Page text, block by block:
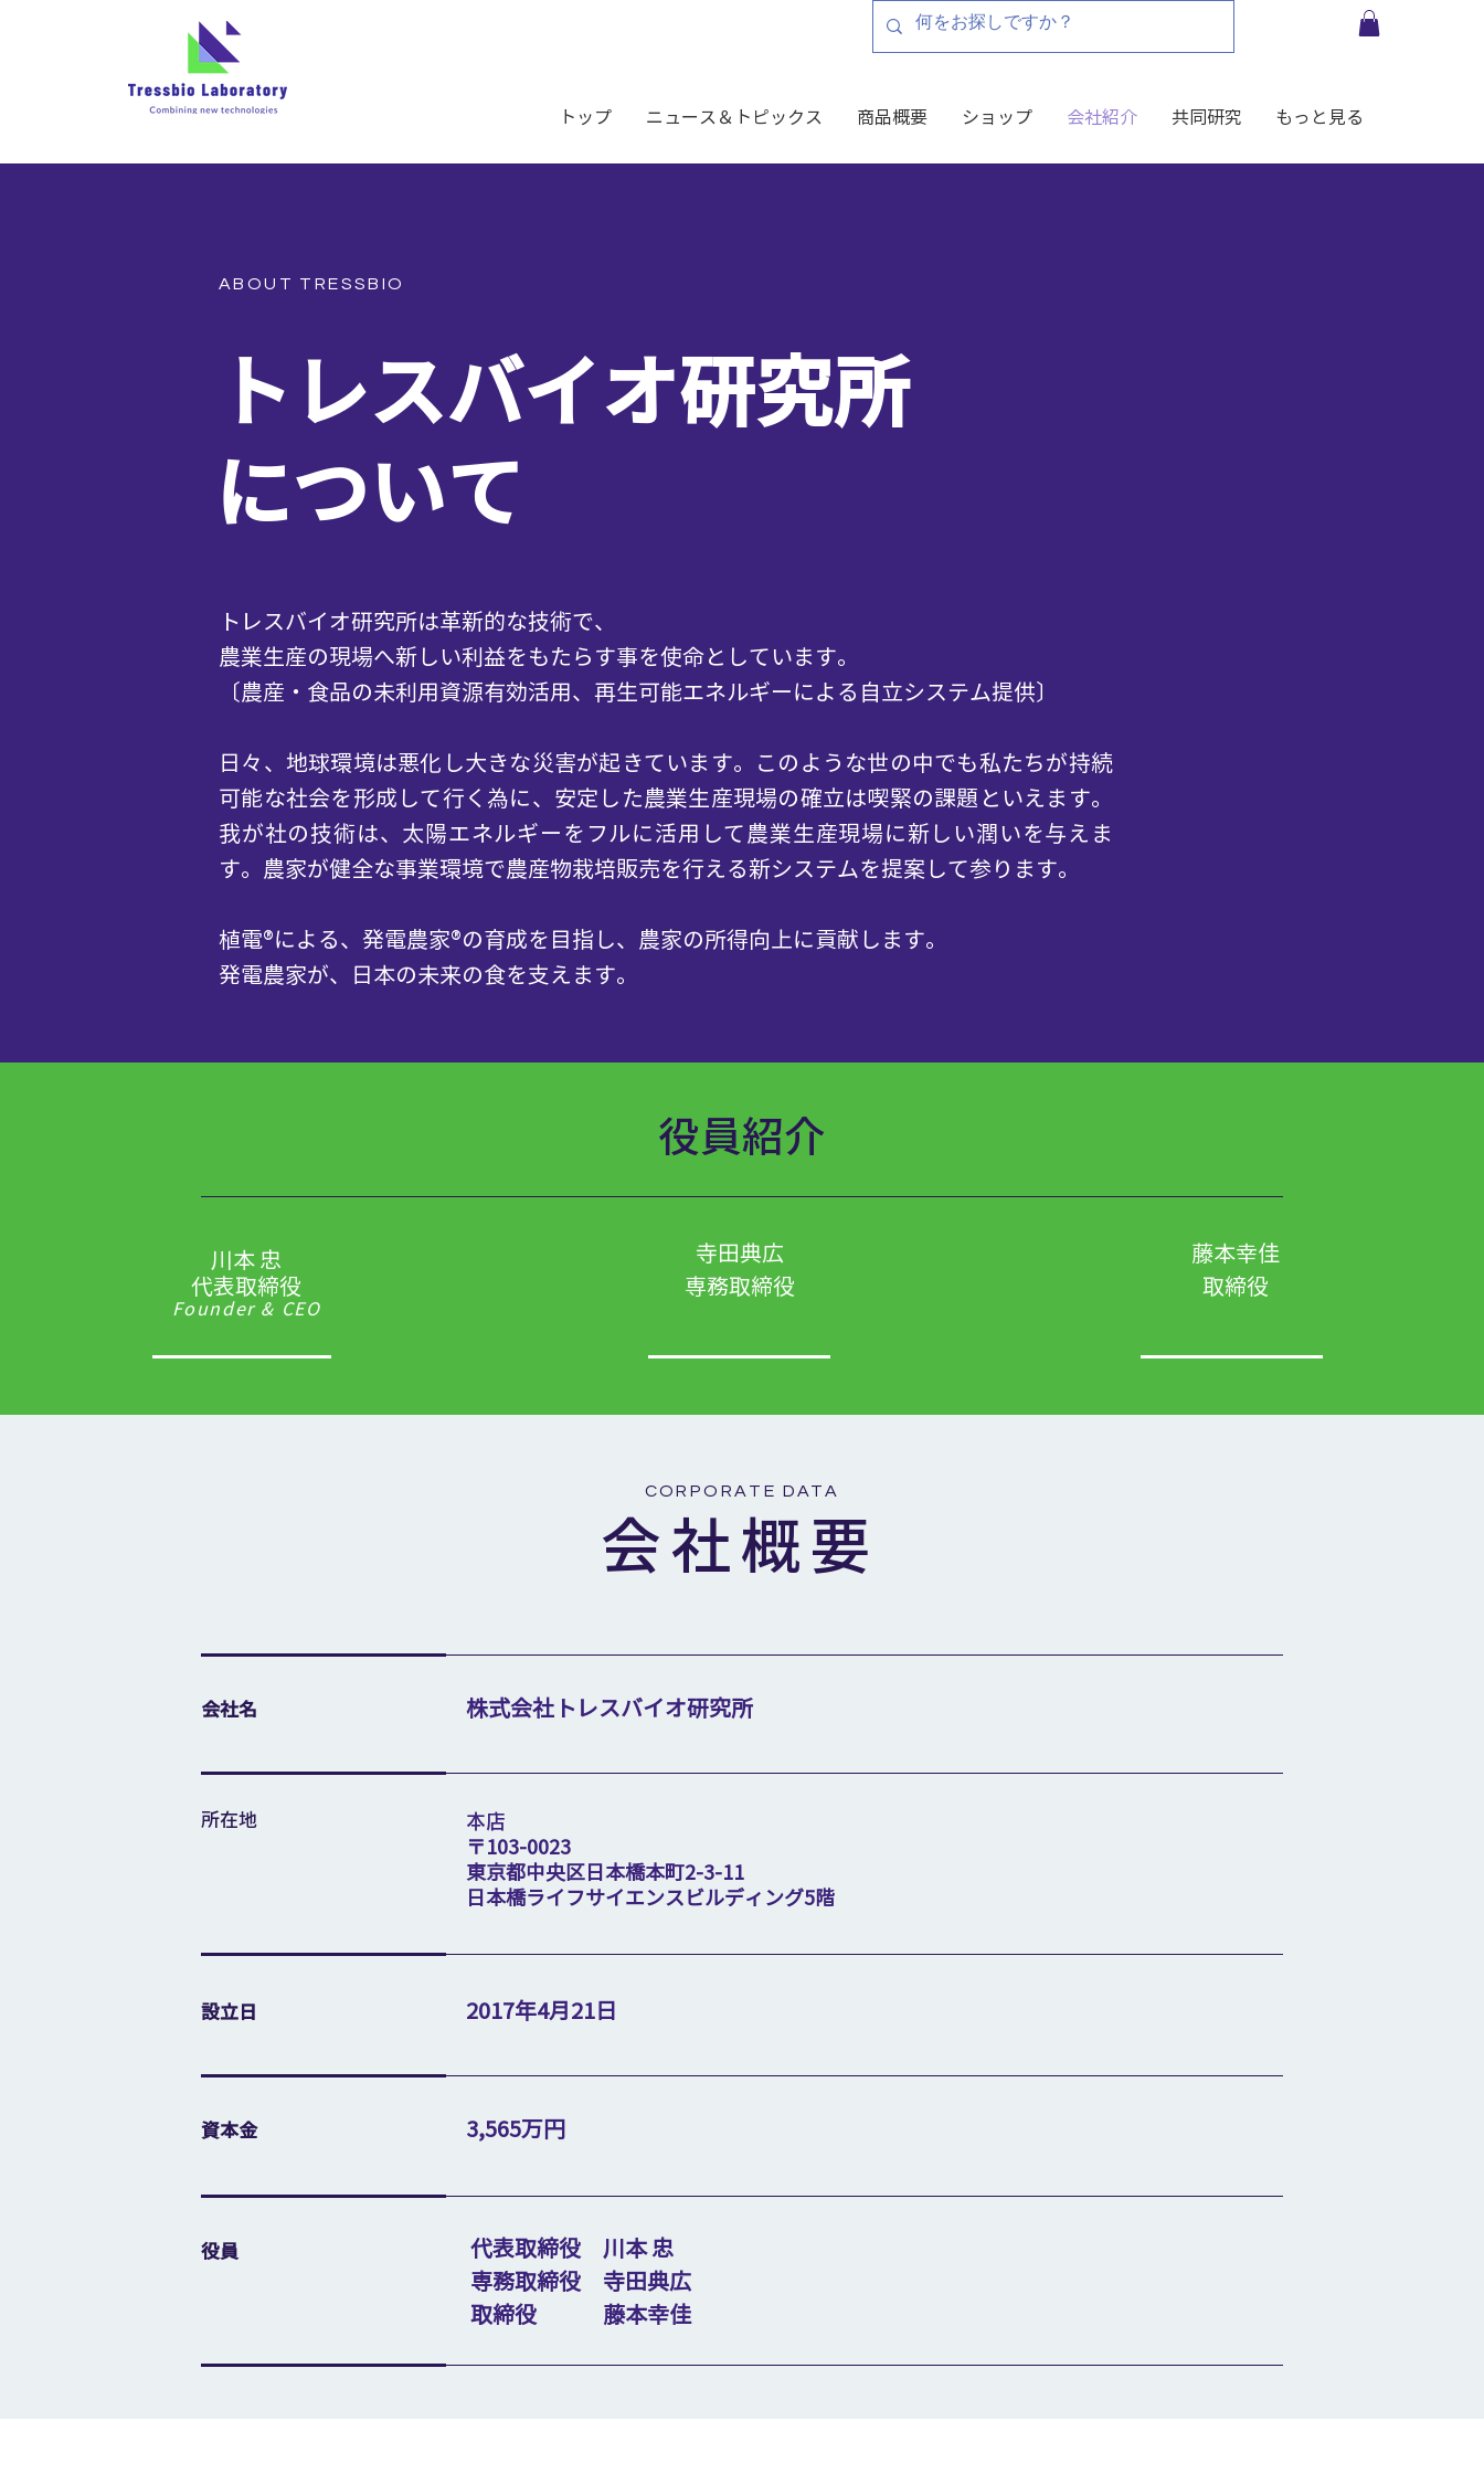
トップ ニュース＆トピックス 商品概要 ショップ 会社紹介 共同研究 もっと見る
ABOUT TRESSBIO
トレスバイオ研究所
​について
トレスバイオ研究所は革新的な技術で、
農業生産の現場へ新しい利益をもたらす事を使命としています。
〔農産・食品の未利用資源有効活用、再生可能エネルギーによる自立システム提供〕
日々、地球環境は悪化し大きな災害が起きています。このような世の中でも私たちが持続
可能な社会を形成して行く為に、安定した農業生産現場の確立は喫緊の課題といえます。
我が社の技術は、太陽エネルギーをフルに活用して農業生産現場に新しい潤いを与えま
す。農家が健全な事業環境で農産物栽培販売を行える新システムを提案して参ります。
植電®による、発電農家®の育成を目指し、農家の所得向上に貢献します。
発電農家が、日本の未来の食を支えます。
川本 忠
代表取締役
Founder & CEO
寺田典広
専務取締役
藤本幸佳
取締役
役員紹介
CORPORATE DATA
​会社概要
会社名 株式会社トレスバイオ研究所
所在地
本店
〒103-0023
東京都中央区日本橋本町2-3-11
日本橋ライフサイエンスビルディング5階
設立日 2017年4月21日
資本金 3,565万円
役員
代表取締役 川本 忠
専務取締役 寺田典広
取締役 藤本幸佳